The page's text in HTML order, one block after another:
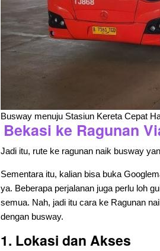
Busway menuju Stasiun Kereta Cepat
Bekasi ke Ragunan
Jadi itu, rute ke ragunan naik busway
Sementara itu, kalian bisa buka
ya. Beberapa perjalanan juga perlu loh
semua. Nah, jadi itu cara ke Ragunan
dengan busway.
1. Lokasi dan Akses